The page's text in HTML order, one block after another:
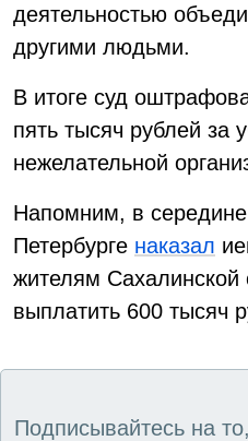
деятельностью
другими людьми.
В итоге суд
пять тысяч рублей за
нежелательной
Напомним, в
Петербурге наказал
жителям Сахалинской
выплатить 600 тысяч
Подписывайтесь на